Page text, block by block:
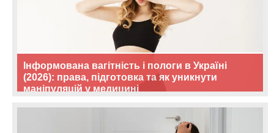
Інформована вагітність і пологи в Україні
(2026): права, підготовка та як уникнути
маніпуляцій у медицині